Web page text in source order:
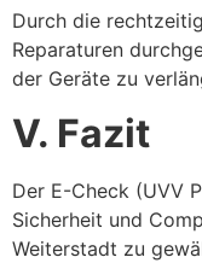
Durch die
Reparaturen
der Geräte zu
V. Fazit
Der E-Check (UVV
Sicherheit und
Weiterstadt zu